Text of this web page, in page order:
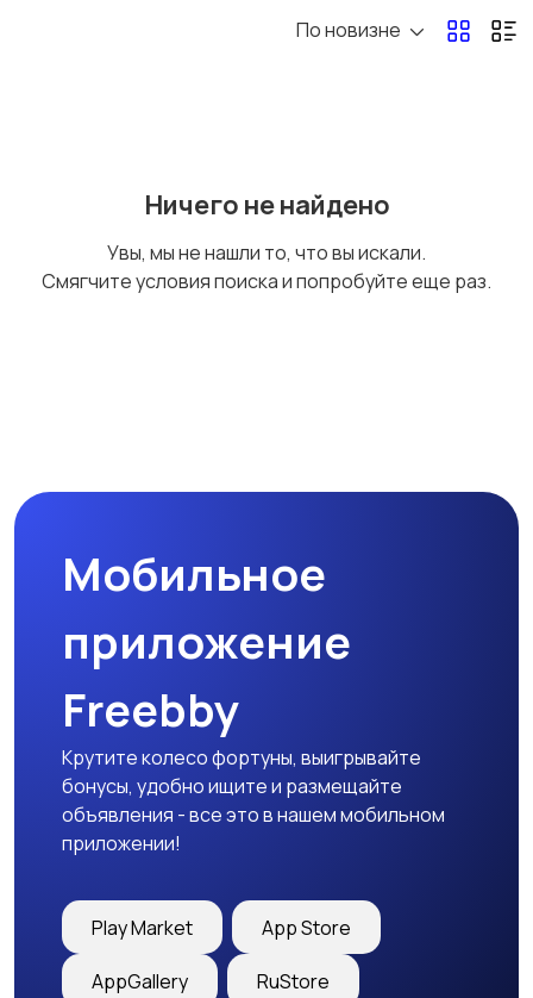
Купание
Детская одежда Детская обувь
Детский транспорт
По новизне
Ничего не найдено
Увы, мы не нашли то, что вы искали.
Смягчите условия поиска и попробуйте еще раз.
Мобильное
приложение
Freebby
Крутите колесо фортуны, выигрывайте
бонусы, удобно ищите и размещайте
объявления - все это в нашем мобильном
приложении!
Play Market App Store
AppGallery RuStore